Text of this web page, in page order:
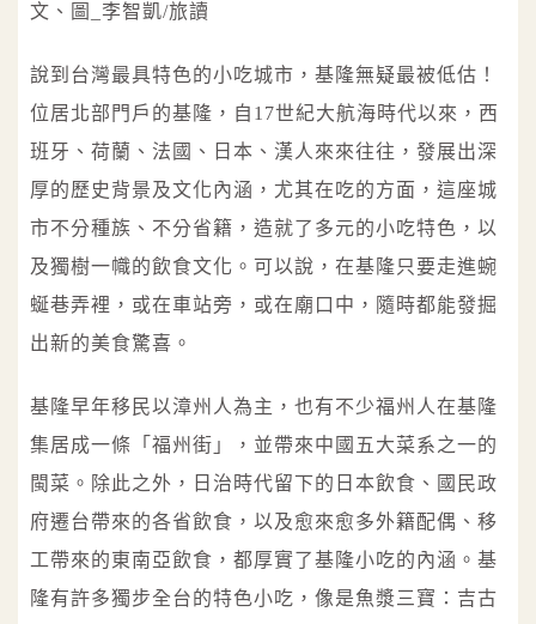
文、圖_李智凱/旅讀
說到台灣最具特色的小吃城市，基隆無疑最被低估！
位居北部門戶的基隆，自17世紀大航海時代以來，西
班牙、荷蘭、法國、日本、漢人來來往往，發展出深
厚的歷史背景及文化內涵，尤其在吃的方面，這座城
市不分種族、不分省籍，造就了多元的小吃特色，以
及獨樹一幟的飲食文化。可以說，在基隆只要走進蜿
蜒巷弄裡，或在車站旁，或在廟口中，隨時都能發掘
出新的美食驚喜。
基隆早年移民以漳州人為主，也有不少福州人在基隆
集居成一條「福州街」，並帶來中國五大菜系之一的
閩菜。除此之外，日治時代留下的日本飲食、國民政
府遷台帶來的各省飲食，以及愈來愈多外籍配偶、移
工帶來的東南亞飲食，都厚實了基隆小吃的內涵。基
隆有許多獨步全台的特色小吃，像是魚漿三寶：吉古